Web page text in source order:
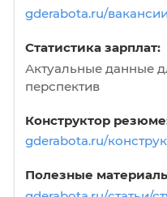
Ресурс для
Помогаем
уверенно